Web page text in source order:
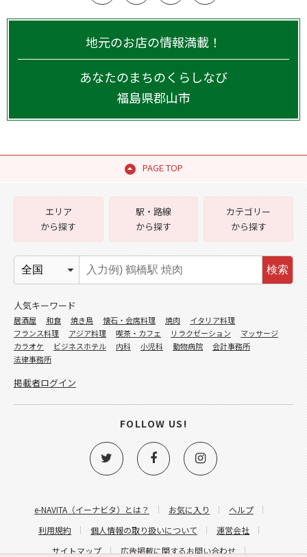
地元のお店の情報満載！
あなたのまちのくらしなび
福島県郡山市
PAGE TOP
e-NAVITA（イーナビタ）とは？ お気に入り
ヘルプ
利用規約
個人情報の取り扱いについて
運営会社
サイトマップ
広告掲載に関するお問い合わせ
エリア
から探す
駅・路線
から探す
カテゴリー
から探す
検索
人気キーワード
居酒屋 和食 焼き鳥 懐石・会席料理 焼肉
イタリア料理
フランス料理
アジア料理 喫茶・カフェ リラクゼーション
マッサージ
カラオケ
ビジネスホテル 内科 小児科 動物病院
会計事務所
法律事務所
掲載者ログイン
FOLLOW US!